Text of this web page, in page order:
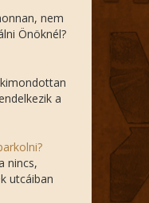
nem
Önöknél?
a
nincs,
utcáiban